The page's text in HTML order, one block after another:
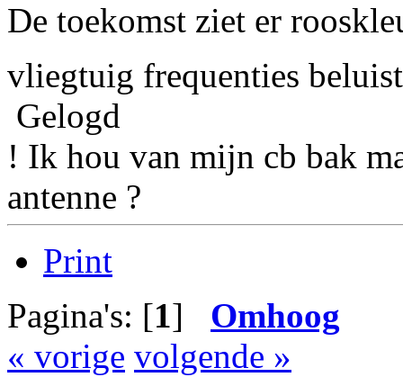
De toekomst ziet er
vliegtuig frequenties
Gelogd
! Ik hou van mijn cb bak
antenne ?
Print
Pagina's: [1] Omhoog
« vorige volgende »